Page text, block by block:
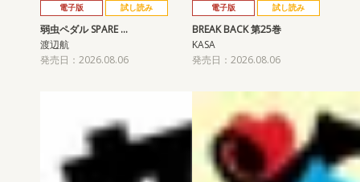
電子版 試し読み
弱虫ペダル SPARE …
渡辺航
発売日：2026.08.06
電子版 試し読み
BREAK BACK 第25巻
KASA
発売日：2026.08.06